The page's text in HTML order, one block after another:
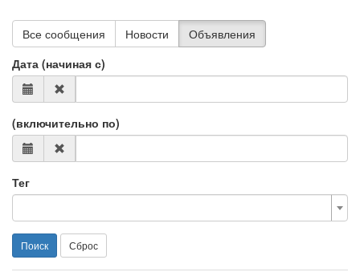
Все сообщения Новости
Объявления
Дата (начиная с)
(включительно по)
Тег
Поиск Сброс